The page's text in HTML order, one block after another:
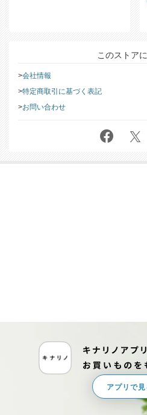
このストア
会社情報
特定商取引に基づく表記
お問い合わせ
アプリで見